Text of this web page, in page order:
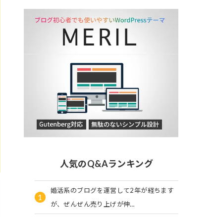
人気のQ&Aランキング
1
婚活系のブログを運営して2年が経ちます
が、ぜんぜん売り上げが伸…